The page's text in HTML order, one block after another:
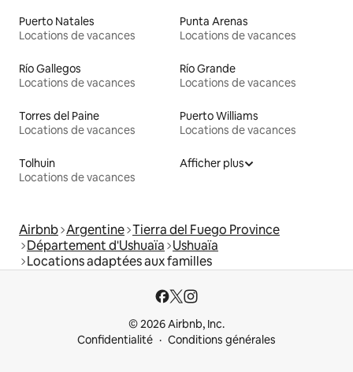
Puerto Natales
Locations de vacances
Punta Arenas
Locations de vacances
Río Gallegos
Locations de vacances
Río Grande
Locations de vacances
Torres del Paine
Locations de vacances
Puerto Williams
Locations de vacances
Tolhuin
Locations de vacances
Afficher plus
Airbnb Argentine Tierra del Fuego Province
Département d'Ushuaïa Ushuaïa
Locations adaptées aux familles
© 2026 Airbnb, Inc.
Confidentialité
Conditions générales